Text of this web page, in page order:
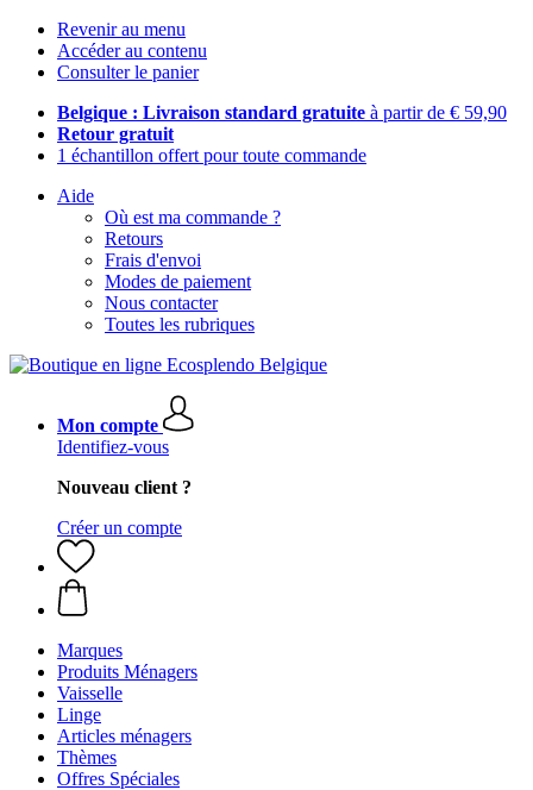
Revenir au menu
Accéder au contenu
Consulter le panier
Belgique : Livraison standard gratuite à partir de € 59,90
Retour gratuit
1 échantillon offert pour toute commande
Aide
Où est ma commande ?
Retours
Frais d'envoi
Modes de paiement
Nous contacter
Toutes les rubriques
Mon compte
Identifiez-vous
Nouveau client ?
Créer un compte
Marques
Produits Ménagers
Vaisselle
Linge
Articles ménagers
Thèmes
Offres Spéciales